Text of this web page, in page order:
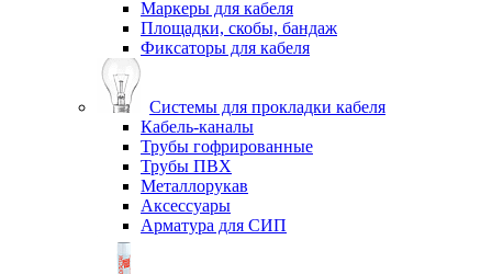
Маркеры для кабеля
Площадки, скобы, бандаж
Фиксаторы для кабеля
Системы для прокладки кабеля
Кабель-каналы
Трубы гофрированные
Трубы ПВХ
Металлорукав
Аксессуары
Арматура для СИП